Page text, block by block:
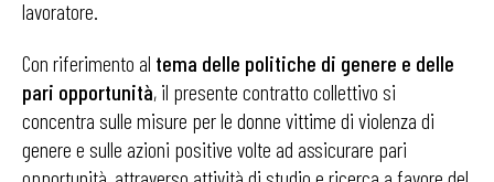
lavoratore.
Con riferimento al tema delle politiche di genere e delle
pari opportunità, il presente contratto collettivo si
concentra sulle misure per le donne vittime di violenza di
genere e sulle azioni positive volte ad assicurare pari